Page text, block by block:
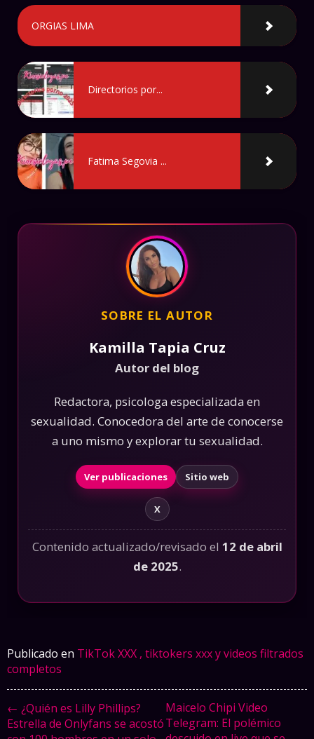
ORGIAS LIMA
Directorios por...
Fatima Segovia ...
SOBRE EL AUTOR
Kamilla Tapia Cruz
Autor del blog
Redactora, psicologa especializada en
sexualidad. Conocedora del arte de conocerse
a uno mismo y explorar tu sexualidad.
Ver publicaciones Sitio web
X
Contenido actualizado/revisado el 12 de abril
de 2025.
Publicado en TikTok XXX , tiktokers xxx y videos filtrados
completos
← ¿Quién es Lilly Phillips?
Estrella de Onlyfans se acostó
Maicelo Chipi Video
Telegram: El polémico